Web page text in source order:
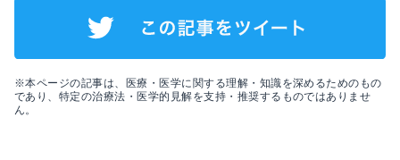
※本ページの記事は、医療・医学に関する理解・知識を深めるためのもの
であり、特定の治療法・医学的見解を支持・推奨するものではありませ
ん。